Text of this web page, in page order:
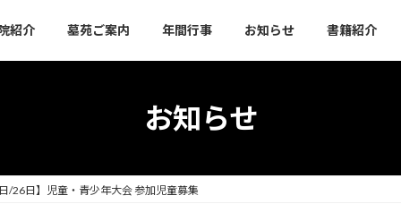
紹介 墓苑ご案内 年間行事 お知らせ 書籍紹介
お知らせ
/26日】児童・青少年大会 参加児童募集